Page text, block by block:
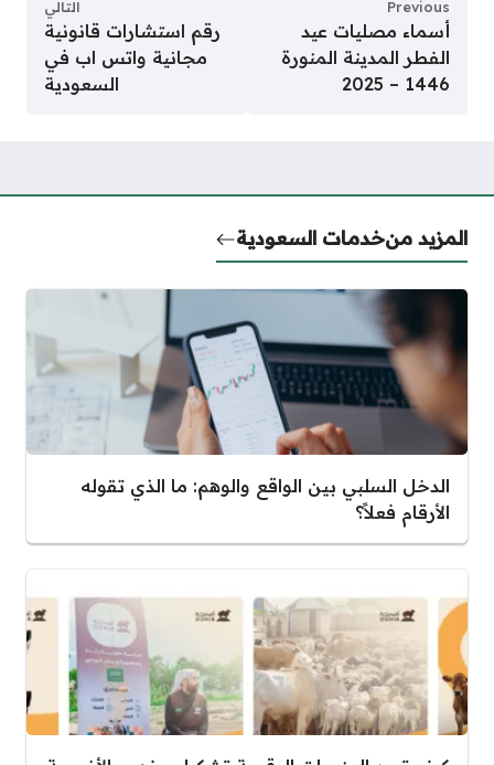
Previous
أسماء مصليات عيد
الفطر المدينة المنورة
1446 – 2025
التالي
رقم استشارات قانونية
مجانية واتس اب في
السعودية
المزيد منخدمات السعودية
الدخل السلبي بين الواقع والوهم: ما الذي تقوله
الأرقام فعلاً؟